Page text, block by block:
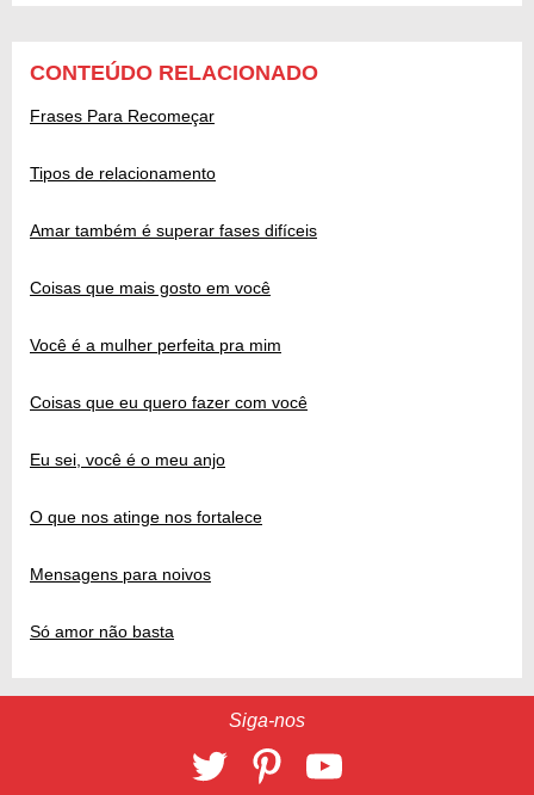
CONTEÚDO RELACIONADO
Frases Para Recomeçar
Tipos de relacionamento
Amar também é superar fases difíceis
Coisas que mais gosto em você
Você é a mulher perfeita pra mim
Coisas que eu quero fazer com você
Eu sei, você é o meu anjo
O que nos atinge nos fortalece
Mensagens para noivos
Só amor não basta
Siga-nos